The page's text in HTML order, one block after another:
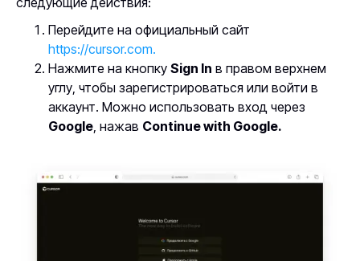
Перейдите на официальный сайт
https://cursor.com.
Нажмите на кнопку Sign In в правом верхнем
углу, чтобы зарегистрироваться или войти в
аккаунт. Можно использовать вход через
Google, нажав Continue with Google.